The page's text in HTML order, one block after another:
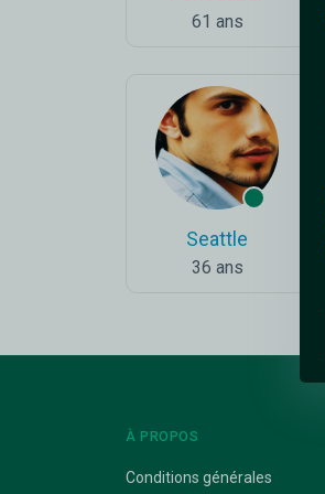
61 ans
Seattle
36 ans
À PROPOS
Conditions générales